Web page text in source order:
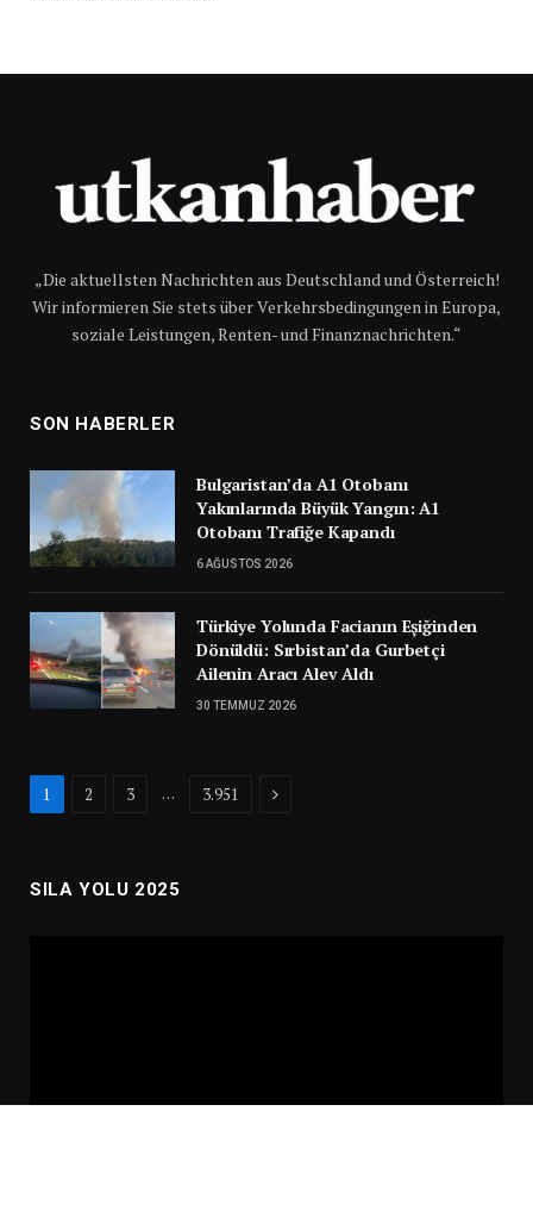
„Die aktuellsten Nachrichten aus Deutschland und Österreich!
Wir informieren Sie stets über Verkehrsbedingungen in Europa,
soziale Leistungen, Renten- und Finanznachrichten.“
SON HABERLER
Bulgaristan’da A1 Otobanı
Yakınlarında Büyük Yangın: A1
Otobanı Trafiğe Kapandı
6 AĞUSTOS 2026
Türkiye Yolunda Facianın Eşiğinden
Dönüldü: Sırbistan’da Gurbetçi
Ailenin Aracı Alev Aldı
30 TEMMUZ 2026
1 2 3 … 3.951 Next
SILA YOLU 2025